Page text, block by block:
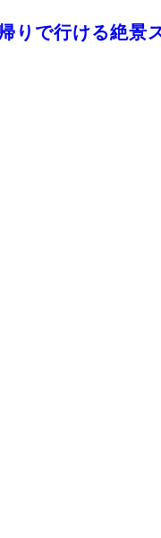
で行ける絶景